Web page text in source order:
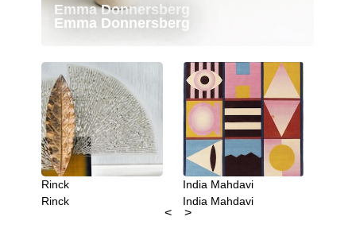
Emma Donnersberg
Emma Donnersberg
Rinck
Rinck
India Mahdavi
India Mahdavi